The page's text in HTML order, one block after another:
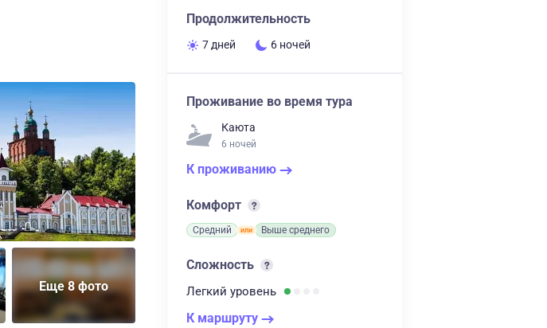
Еще 8 фото
Продолжительность
7 дней 6 ночей
Проживание во время тура
Каюта
6 ночей
К проживанию
Комфорт
Средний Выше среднего
Сложность
Легкий уровень
К маршруту